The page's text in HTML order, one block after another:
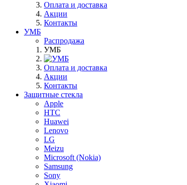
Оплата и доставка
Акции
Контакты
УМБ
Распродажа
УМБ
Оплата и доставка
Акции
Контакты
Защитные стекла
Apple
HTC
Huawei
Lenovo
LG
Meizu
Microsoft (Nokia)
Samsung
Sony